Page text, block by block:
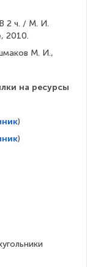
2 ч. / М. И.
2010.
М. И.,
на ресурсы
)
)